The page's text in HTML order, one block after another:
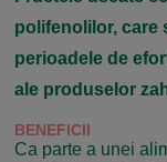
polifenolilor, care
perioadele de
ale produselor
BENEFICII
Ca parte a unei